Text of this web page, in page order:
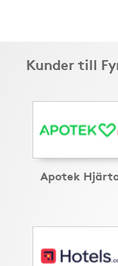
Kunder till
Apotek